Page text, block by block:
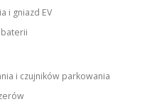
i gniazd EV
i czujników parkowania